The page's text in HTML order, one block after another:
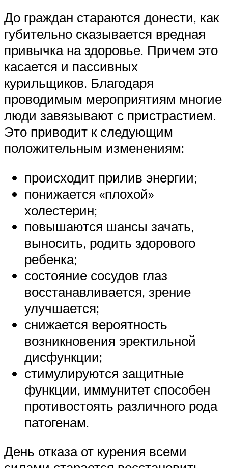
До граждан стараются донести, как
губительно сказывается вредная
привычка на здоровье. Причем это
касается и пассивных
курильщиков. Благодаря
проводимым мероприятиям многие
люди завязывают с пристрастием.
Это приводит к следующим
положительным изменениям:
происходит прилив энергии;
понижается «плохой»
холестерин;
повышаются шансы зачать,
выносить, родить здорового
ребенка;
состояние сосудов глаз
восстанавливается, зрение
улучшается;
снижается вероятность
возникновения эректильной
дисфункции;
стимулируются защитные
функции, иммунитет способен
противостоять различного рода
патогенам.
День отказа от курения всеми